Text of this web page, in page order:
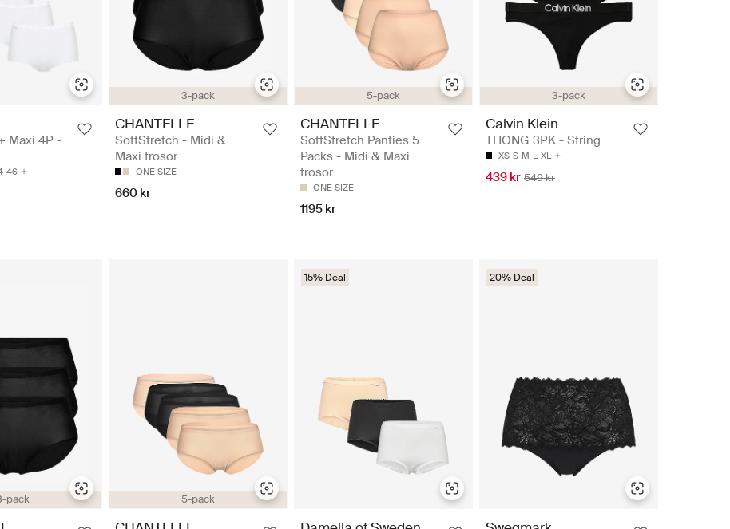
Maxi 4P -
46
3-pack
CHANTELLE
SoftStretch - Midi &
Maxi trosor
ONE SIZE
660 kr
5-pack
CHANTELLE
SoftStretch Panties 5
Packs - Midi & Maxi
trosor
ONE SIZE
1195 kr
3-pack
Calvin Klein
THONG 3PK - String
XS S M L XL
439 kr 549 kr
pack 5-pack
15% Deal 20% Deal